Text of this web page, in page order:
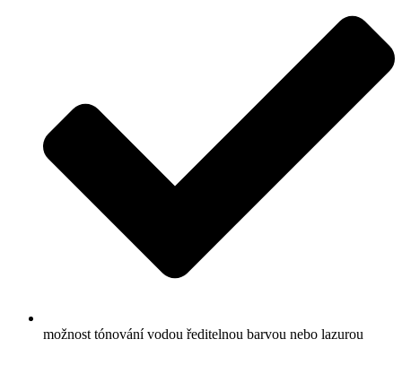
možnost tónování vodou ředitelnou barvou nebo lazurou